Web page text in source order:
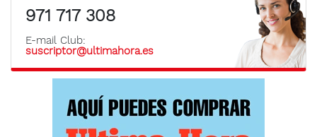
971 717 308
E-mail Club:
suscriptor@ultimahora.es